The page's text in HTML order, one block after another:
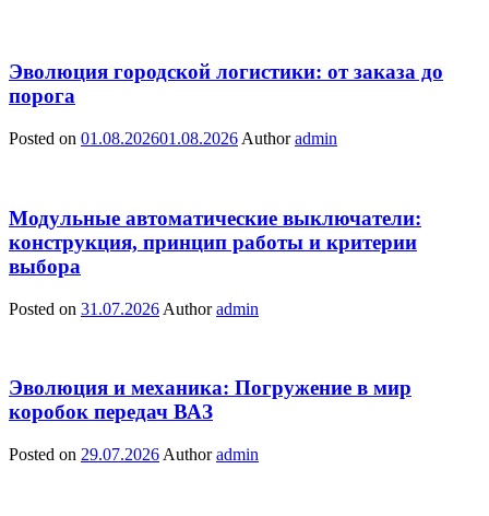
Эволюция городской логистики: от заказа до
порога
Posted on 01.08.202601.08.2026 Author admin
Модульные автоматические выключатели:
конструкция, принцип работы и критерии
выбора
Posted on 31.07.2026 Author admin
Эволюция и механика: Погружение в мир
коробок передач ВАЗ
Posted on 29.07.2026 Author admin